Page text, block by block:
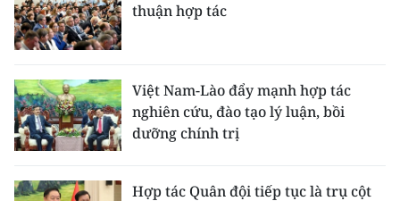
thuận hợp tác
Việt Nam-Lào đẩy mạnh hợp tác
nghiên cứu, đào tạo lý luận, bồi
dưỡng chính trị
Hợp tác Quân đội tiếp tục là trụ cột